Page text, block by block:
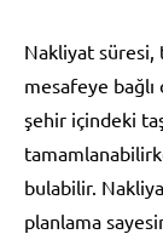
Nakliyat süresi,
mesafeye
şehir içindeki
bulabilir.
planlama